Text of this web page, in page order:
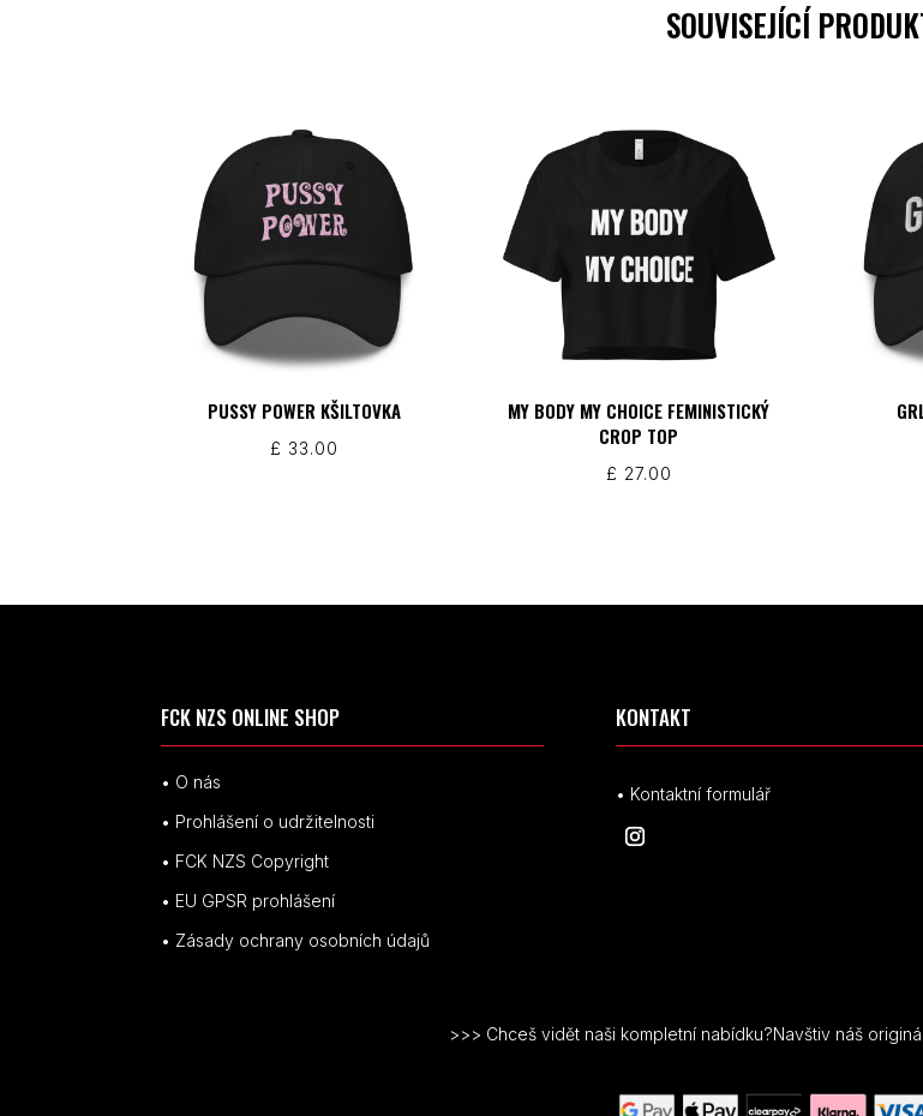
SOUVISEJÍCÍ
PUSSY POWER KŠILTOVKA
£ 33.00
MY BODY MY CHOICE FEMINISTICKÝ
CROP TOP
£ 27.00
FCK NZS ONLINE SHOP
• O nás
• Prohlášení o udržitelnosti
• FCK NZS Copyright
• EU GPSR prohlášení
• Zásady ochrany osobních údajů
KONTAKT
• Kontaktní formulář
>>> Chceš vidět naši kompletní nabídku?Navštiv náš